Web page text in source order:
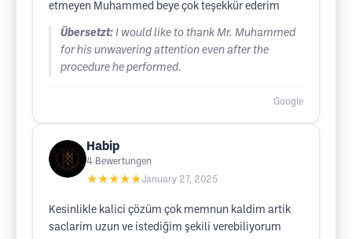
etmeyen Muhammed beye çok teşekkür ederim
Übersetzt: I would like to thank Mr. Muhammed
for his unwavering attention even after the
procedure he performed.
Google
Habip
4 Bewertungen
★★★★★January 27, 2025
Kesinlikle kalici çözüm çok memnun kaldim artik
saclarim uzun ve istediğim şekili verebiliyorum